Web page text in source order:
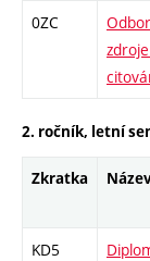
0ZC
2. ročník, letní
Zkratka
KD5